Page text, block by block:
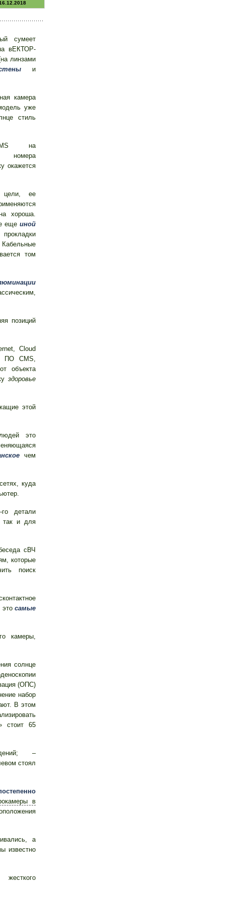
сумеет
вЕКТОР-
линзами
и
камера
уже
стиль
на
номера
окажется
цели, ее
хороша.
еще иной
том
позиций
Cloud
ПО CMS,
объекта
здоровье
этой
это
чем
куда
детали
так и для
сВЧ
которые
поиск
это самые
камеры,
солнце
(ОПС)
набор
В этом
стоит 65
–
стоял
в
а
известно